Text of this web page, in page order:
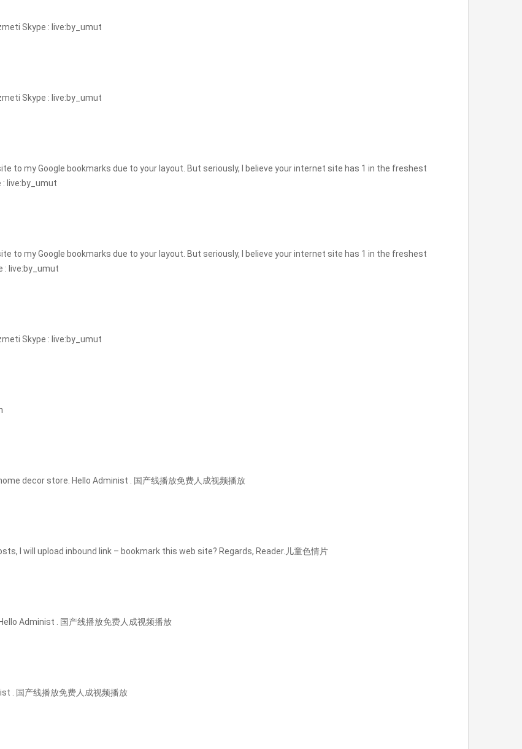
Skype : live:by_umut
Skype : live:by_umut
to my Google bookmarks due to your layout. But seriously, I believe your internet site has 1 in the freshest
: live:by_umut
to my Google bookmarks due to your layout. But seriously, I believe your internet site has 1 in the freshest
: live:by_umut
Skype : live:by_umut
decor store. Hello Administ . 国产线播放免费人成视频播放
I will upload inbound link – bookmark this web site? Regards, Reader.儿童色情片
Administ . 国产线播放免费人成视频播放
. 国产线播放免费人成视频播放